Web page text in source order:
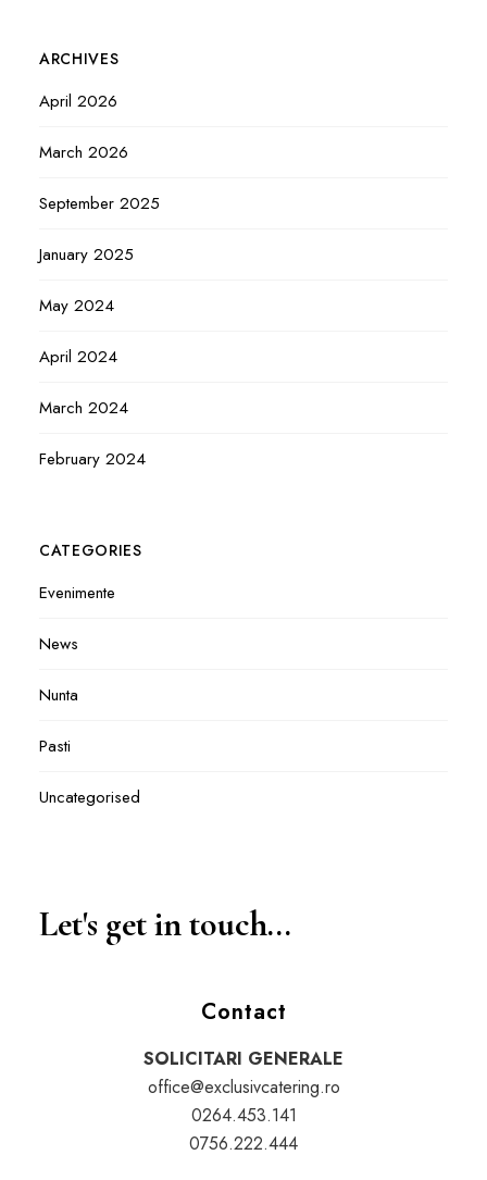
ARCHIVES
April 2026
March 2026
September 2025
January 2025
May 2024
April 2024
March 2024
February 2024
CATEGORIES
Evenimente
News
Nunta
Pasti
Uncategorised
Let's get in touch...
Contact
SOLICITARI GENERALE
office@exclusivcatering.ro
0264.453.141
0756.222.444